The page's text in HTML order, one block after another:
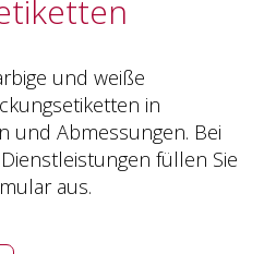
und weiße
in
und Abmessungen. Bei
füllen Sie
aus.